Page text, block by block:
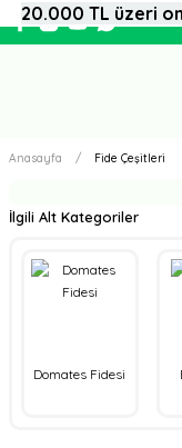
Anasayfa Fide Çeşitleri
İlgili Alt Kategoriler
Domates Fidesi
20.000 TL üzeri